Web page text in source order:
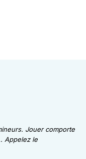
Jouer comporte
Appelez le